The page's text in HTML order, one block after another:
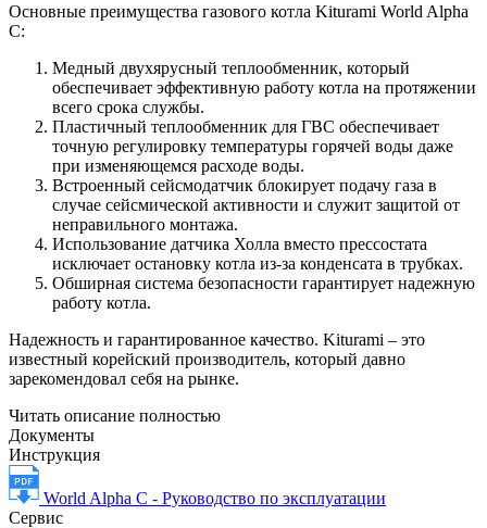
Основные преимущества газового котла Kiturami World Alpha
C:
Медный двухярусный теплообменник, который
обеспечивает эффективную работу котла на протяжении
всего срока службы.
Пластичный теплообменник для ГВС обеспечивает
точную регулировку температуры горячей воды даже
при изменяющемся расходе воды.
Встроенный сейсмодатчик блокирует подачу газа в
случае сейсмической активности и служит защитой от
неправильного монтажа.
Использование датчика Холла вместо прессостата
исключает остановку котла из-за конденсата в трубках.
Обширная система безопасности гарантирует надежную
работу котла.
Надежность и гарантированное качество. Kiturami – это
известный корейский производитель, который давно
зарекомендовал себя на рынке.
Читать описание полностью
Документы
Инструкция
World Alpha C - Руководство по эксплуатации
Сервис